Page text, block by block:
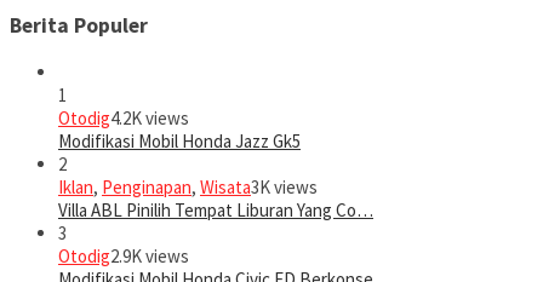
Berita Populer
1
Otodig4.2K views
Modifikasi Mobil Honda Jazz Gk5
2
Iklan, Penginapan, Wisata3K views
Villa ABL Pinilih Tempat Liburan Yang Co…
3
Otodig2.9K views